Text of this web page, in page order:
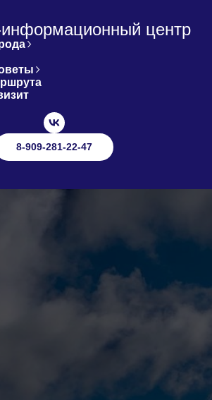
информационный центр
8-909-281-22-47